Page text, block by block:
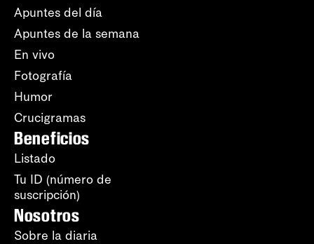
Apuntes del día
Apuntes de la semana
En vivo
Fotografía
Humor
Crucigramas
Beneficios
Listado
Tu ID (número de
suscripción)
Nosotros
Sobre la diaria